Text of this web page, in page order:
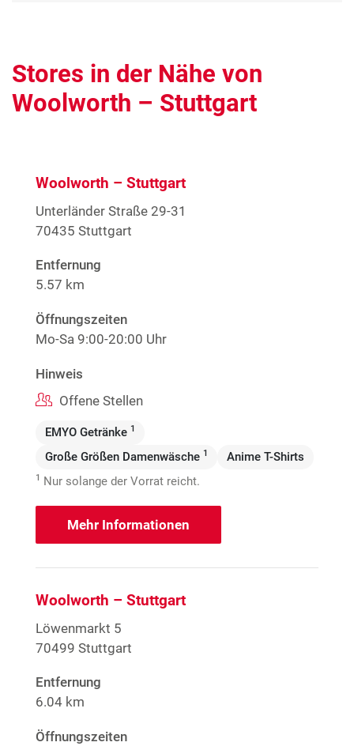
Stores in der Nähe von
Woolworth – Stuttgart
Woolworth – Stuttgart
Unterländer Straße 29-31
70435 Stuttgart
Entfernung
5.57 km
Öffnungszeiten
Mo-Sa 9:00-20:00 Uhr
Hinweis
Offene Stellen
EMYO Getränke 1
Große Größen Damenwäsche 1 Anime T-Shirts
1 Nur solange der Vorrat reicht.
Mehr Informationen
Woolworth – Stuttgart
Löwenmarkt 5
70499 Stuttgart
Entfernung
6.04 km
Öffnungszeiten